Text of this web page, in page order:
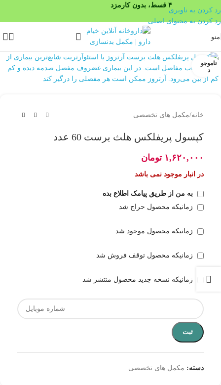
۴ قسط، بدون کارمزد
رد کردن به ناوبری
رد کردن به محتوای اصلی
منو
ناموجو
د
بزرگنمایی تصویر
خانه/مکمل های تخصصی
کپسول پریفلکس هلث برست 60 عدد
۱,۶۲۰,۰۰۰ تومان
در انبار موجود نمی باشد
به من از طریق پیامک اطلاع بده
زمانیکه محصول حراج شد
زمانیکه محصول موجود شد
زمانیکه محصول توقف فروش شد
زمانیکه نسخه جدید محصول منتشر شد
ثبت
دسته: مکمل های تخصصی